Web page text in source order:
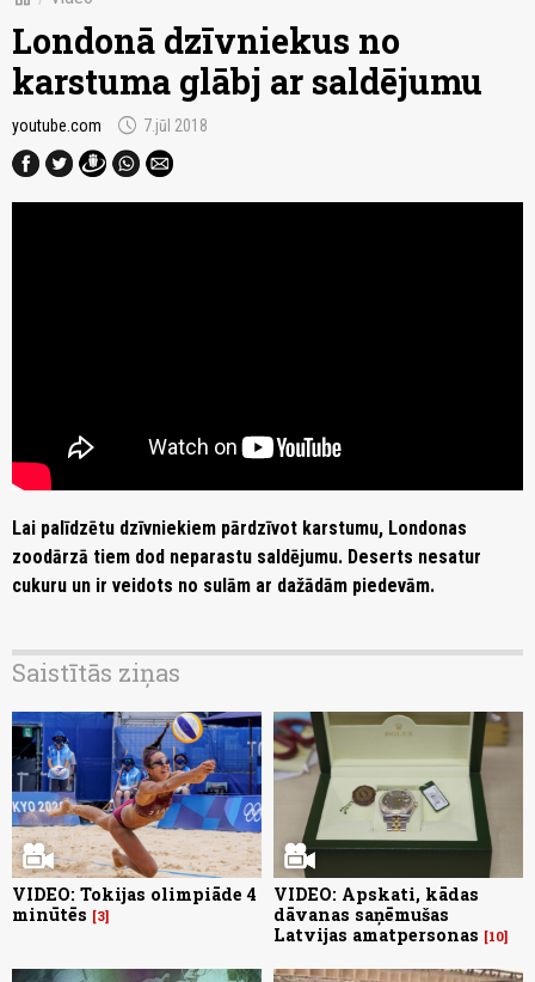
Londonā dzīvniekus no
karstuma glābj ar saldējumu
youtube.com schedule 7.jūl 2018
Lai palīdzētu dzīvniekiem pārdzīvot karstumu, Londonas
zoodārzā tiem dod neparastu saldējumu. Deserts nesatur
cukuru un ir veidots no sulām ar dažādām piedevām.
Saistītās ziņas
VIDEO: Tokijas olimpiāde 4
minūtēs
3
VIDEO: Apskati, kādas
dāvanas saņēmušas
Latvijas amatpersonas
10